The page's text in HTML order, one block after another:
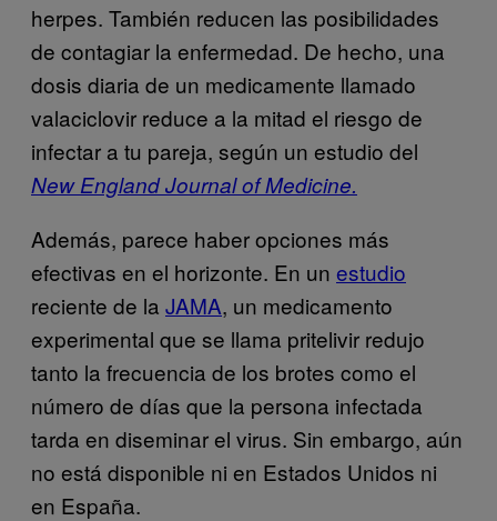
herpes. También reducen las posibilidades
de contagiar la enfermedad. De hecho, una
dosis diaria de un medicamente llamado
valaciclovir reduce a la mitad el riesgo de
infectar a tu pareja, según un estudio del
New England Journal of Medicine.
Además, parece haber opciones más
efectivas en el horizonte. En un estudio
reciente de la JAMA, un medicamento
experimental que se llama pritelivir redujo
tanto la frecuencia de los brotes como el
número de días que la persona infectada
tarda en diseminar el virus. Sin embargo, aún
no está disponible ni en Estados Unidos ni
en España.